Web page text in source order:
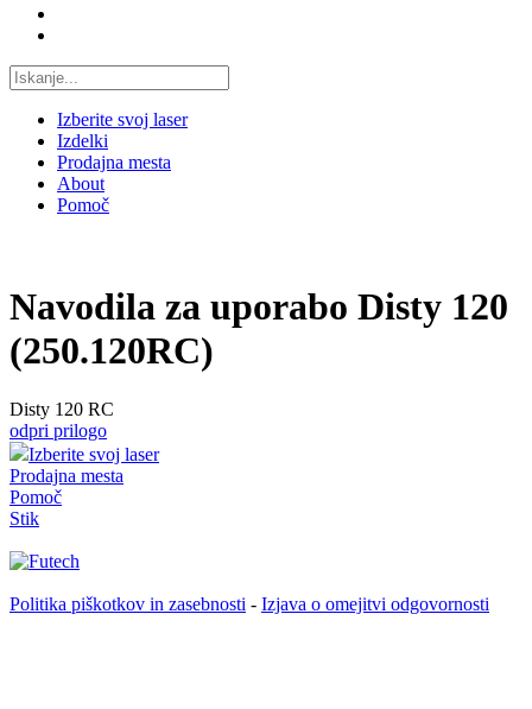
Izberite svoj laser
Izdelki
Prodajna mesta
About
Pomoč
Navodila za uporabo Disty 120
(250.120RC)
Disty 120 RC
odpri prilogo
Izberite svoj laser
Prodajna mesta
Pomoč
Stik
Politika piškotkov in zasebnosti - Izjava o omejitvi odgovornosti